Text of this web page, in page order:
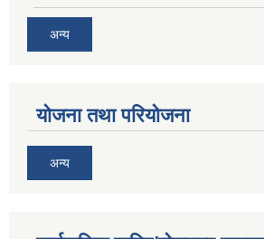
अन्य
योजना तथा परियोजना
अन्य